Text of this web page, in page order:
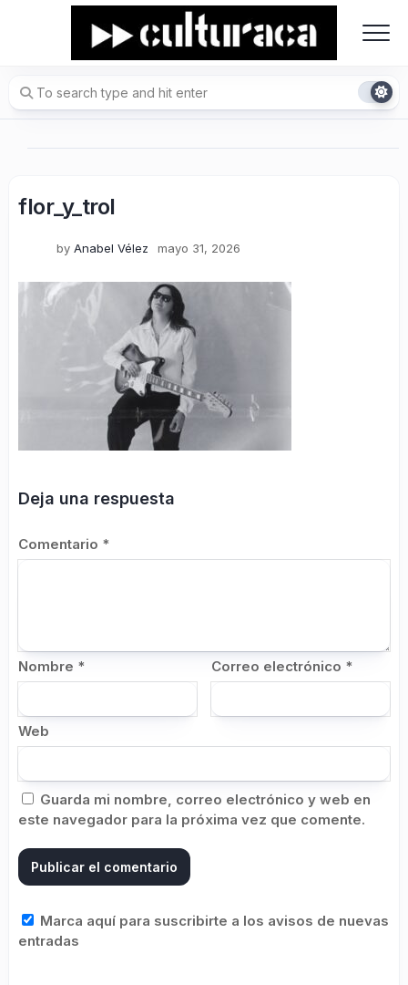
flor_y_trol
by Anabel Vélez mayo 31, 2026
Deja una respuesta
Comentario *
Nombre * Correo electrónico *
Web
Guarda mi nombre, correo electrónico y web en
este navegador para la próxima vez que comente.
Marca aquí para suscribirte a los avisos de nuevas
entradas